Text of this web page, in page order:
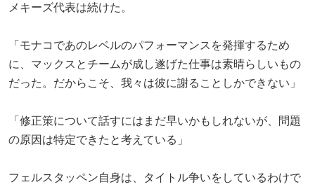
メキーズ代表は続けた。
「モナコであのレベルのパフォーマンスを発揮するため
に、マックスとチームが成し遂げた仕事は素晴らしいもの
だった。だからこそ、我々は彼に謝ることしかできない」
「修正策について話すにはまだ早いかもしれないが、問題
の原因は特定できたと考えている」
フェルスタッペン自身は、タイトル争いをしているわけで